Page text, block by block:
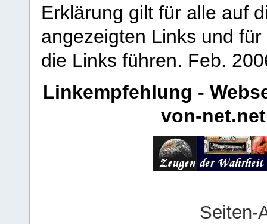
Erklärung gilt für alle auf
angezeigten Links und
die Links führen. Feb.
Linkempfehlung -
von-net.net
Seiten-